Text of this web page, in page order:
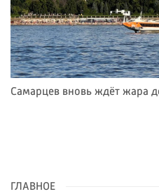
Самарцев вновь ждёт жара
ГЛАВНОЕ